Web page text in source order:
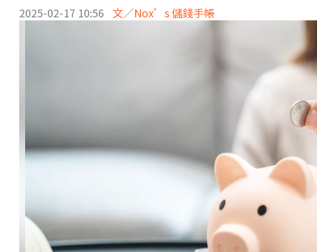
2025-02-17 10:56 文／Nox’s 儲錢手帳